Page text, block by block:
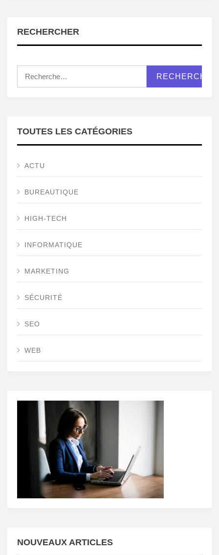
RECHERCHER
TOUTES LES CATÉGORIES
ACTU
BUREAUTIQUE
HIGH-TECH
INFORMATIQUE
MARKETING
SÉCURITÉ
SEO
WEB
NOUVEAUX ARTICLES